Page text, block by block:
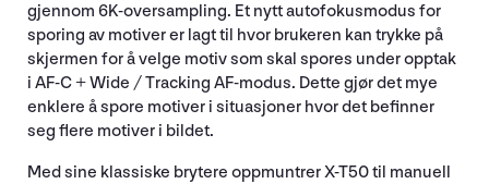
gjennom 6K-oversampling. Et nytt autofokusmodus for
sporing av motiver er lagt til hvor brukeren kan trykke på
skjermen for å velge motiv som skal spores under opptak
i AF-C + Wide / Tracking AF-modus. Dette gjør det mye
enklere å spore motiver i situasjoner hvor det befinner
seg flere motiver i bildet.
Med sine klassiske brytere oppmuntrer X-T50 til manuell